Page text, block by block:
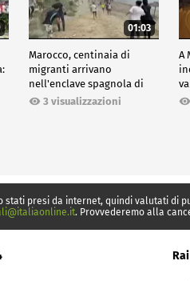
01:03
Marocco, centinaia di
migranti arrivano
nell'enclave spagnola di
Ceuta3 visualizzazioni
A
stati presi da internet, quindi valutati di
. Provvederemo alla
Rai